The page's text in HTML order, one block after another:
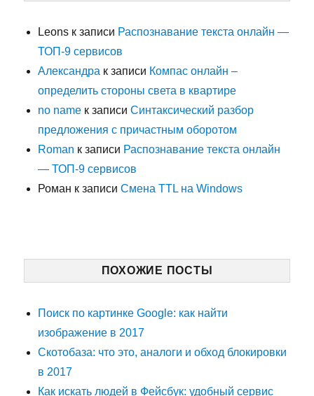
Leons к записи Распознавание текста онлайн —
ТОП-9 сервисов
Александра к записи Компас онлайн –
определить стороны света в квартире
no name к записиСинтаксический разбор
предложения с причастным оборотом
Roman к записи Распознавание текста онлайн
— ТОП-9 сервисов
Роман к записиСмена TTL на Windows
ПОХОЖИЕ ПОСТЫ
Поиск по картинке Google: как найти
изображение в 2017
Скотобаза: что это, аналоги и обход блокировки
в 2017
Как искать людей в Фейсбук: удобный сервис